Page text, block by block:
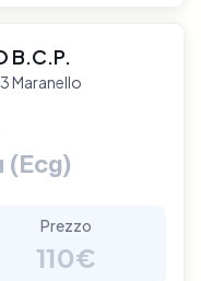
B.C.P.
Maranello
Prezzo
110€